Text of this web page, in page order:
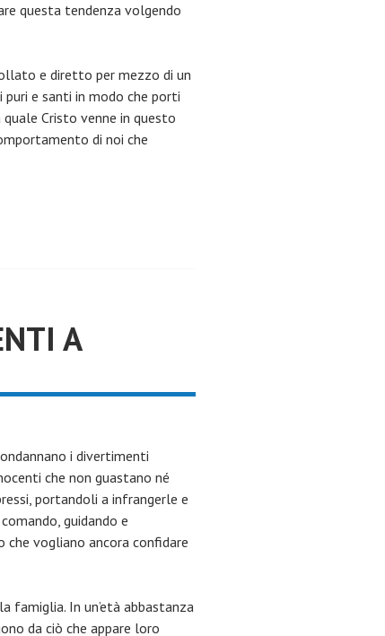
questa tendenza volgendo
e diretto per mezzo di un
e santi in modo che porti
Cristo venne in questo
di noi che
A
i divertimenti
che non guastano né
portandoli a infrangerle e
guidando e
vogliano ancora confidare
famiglia. In un’età abbastanza
da ciò che appare loro